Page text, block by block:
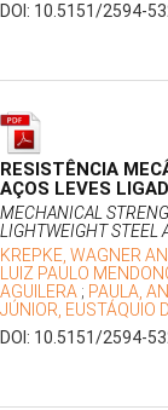
DOI: 10.5151/2594-
RESISTÊNCIA
AÇOS LEVES
MECHANICAL
LIGHTWEIGHT STEEL
KREPKE, WAGNER
LUIZ PAULO
AGUILERA ; PAULA,
JÚNIOR, EUSTÁQUIO
DOI: 10.5151/2594-